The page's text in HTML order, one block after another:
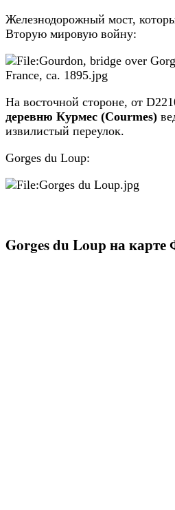
Железнодорожный мост,
Вторую мировую войну:
На восточной стороне, от
деревню Курмес (Courmes)
извилистый переулок.
Gorges du Loup:
Gorges du Loup на